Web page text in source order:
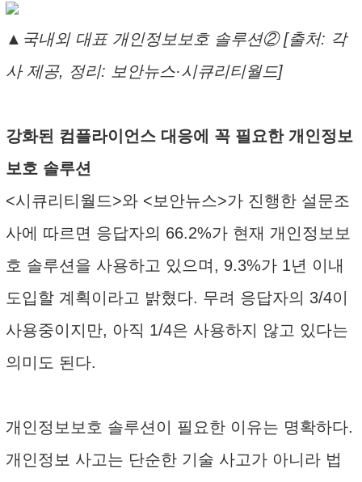
▲국내외 대표 개인정보보호 솔루션② [출처: 각
사 제공, 정리: 보안뉴스·시큐리티월드]
강화된 컴플라이언스 대응에 꼭 필요한 개인정보
보호 솔루션
<시큐리티월드>와 <보안뉴스>가 진행한 설문조
사에 따르면 응답자의 66.2%가 현재 개인정보보
호 솔루션을 사용하고 있으며, 9.3%가 1년 이내
도입할 계획이라고 밝혔다. 무려 응답자의 3/4이
사용중이지만, 아직 1/4은 사용하지 않고 있다는
의미도 된다.
개인정보보호 솔루션이 필요한 이유는 명확하다.
개인정보 사고는 단순한 기술 사고가 아니라 법